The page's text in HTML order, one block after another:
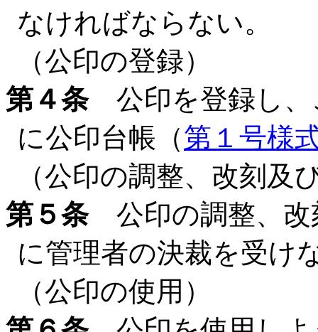
なければならない。
（公印の登録）
第４条公印を登録し、
に公印台帳（第１号様
（公印の調整、改刻及
第５条公印の調整、改
に管理者の決裁を受け
（公印の使用）